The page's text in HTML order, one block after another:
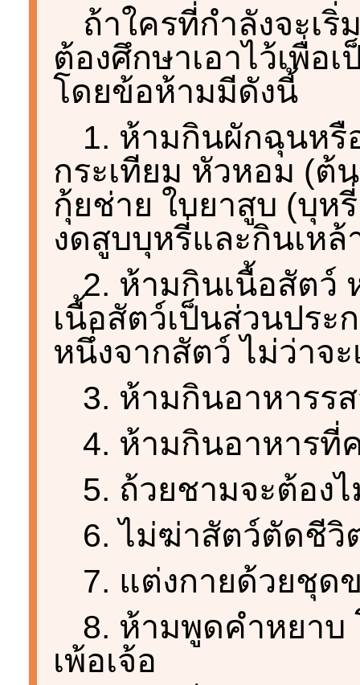
ถ้าใครที่กำลังจะเริ่
ต้องศึกษาเอาไว้เพื่อ
โดยข้อห้ามมีดังนี้
1. ห้ามกินผักฉุนหรื
กระเทียม หัวหอม (ต้
กุ้ยช่าย ใบยาสูบ (บุห
งดสูบบุหรี่และกินเหล้
2. ห้ามกินเนื้อสัตว์
เนื้อสัตว์เป็นส่วนประ
หนึ่งจากสัตว์ ไม่ว่าจ
3. ห้ามกินอาหารร
4. ห้ามกินอาหารที่
5. ถ้วยชามจะต้อง
6. ไม่ฆ่าสัตว์ตัดชีวิ
7. แต่งกายด้วยชุด
8. ห้ามพูดคำหยาบ
เพ้อเจ้อ